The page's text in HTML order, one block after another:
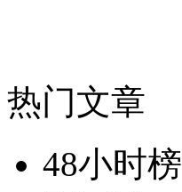
热门文章
48小时榜